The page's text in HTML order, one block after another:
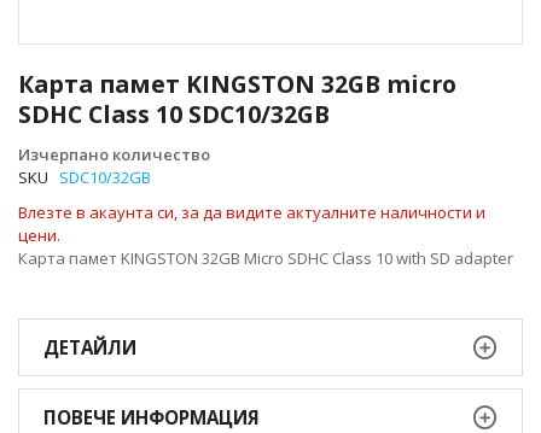
Карта памет KINGSTON 32GB micro
SDHC Class 10 SDC10/32GB
Изчерпано количество
SKU
SDC10/32GB
Влезте в акаунта си, за да видите актуалните наличности и
цени.
Карта памет KINGSTON 32GB Micro SDHC Class 10 with SD adapter
към
началото
на
галерия
със
ДЕТАЙЛИ
ПОВЕЧЕ ИНФОРМАЦИЯ